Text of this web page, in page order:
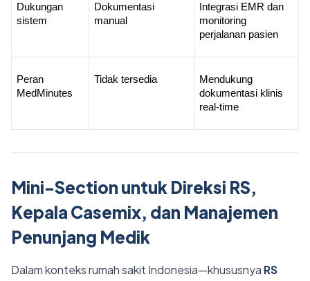
Dukungan
sistem
Dokumentasi
manual
Integrasi EMR dan
monitoring
perjalanan pasien
Peran
MedMinutes
Tidak tersedia
Mendukung
dokumentasi klinis
real-time
Mini-Section untuk Direksi RS,
Kepala Casemix, dan Manajemen
Penunjang Medik
Dalam konteks rumah sakit Indonesia—khususnya RS